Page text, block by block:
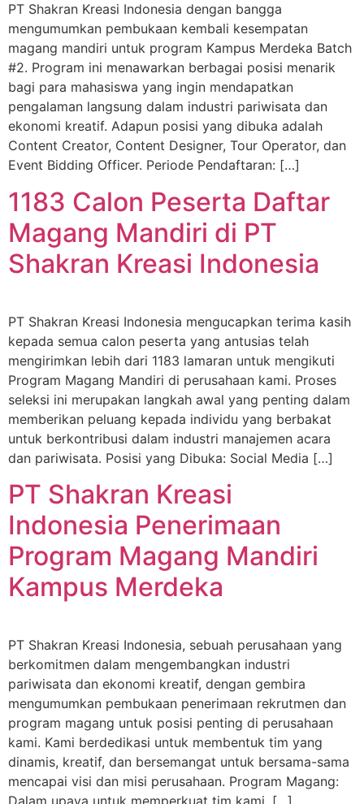
PT Shakran Kreasi Indonesia dengan bangga
mengumumkan pembukaan kembali kesempatan
magang mandiri untuk program Kampus Merdeka Batch
#2. Program ini menawarkan berbagai posisi menarik
bagi para mahasiswa yang ingin mendapatkan
pengalaman langsung dalam industri pariwisata dan
ekonomi kreatif. Adapun posisi yang dibuka adalah
Content Creator, Content Designer, Tour Operator, dan
Event Bidding Officer. Periode Pendaftaran: […]
1183 Calon Peserta Daftar
Magang Mandiri di PT
Shakran Kreasi Indonesia
PT Shakran Kreasi Indonesia mengucapkan terima kasih
kepada semua calon peserta yang antusias telah
mengirimkan lebih dari 1183 lamaran untuk mengikuti
Program Magang Mandiri di perusahaan kami. Proses
seleksi ini merupakan langkah awal yang penting dalam
memberikan peluang kepada individu yang berbakat
untuk berkontribusi dalam industri manajemen acara
dan pariwisata. Posisi yang Dibuka: Social Media […]
PT Shakran Kreasi
Indonesia Penerimaan
Program Magang Mandiri
Kampus Merdeka
PT Shakran Kreasi Indonesia, sebuah perusahaan yang
berkomitmen dalam mengembangkan industri
pariwisata dan ekonomi kreatif, dengan gembira
mengumumkan pembukaan penerimaan rekrutmen dan
program magang untuk posisi penting di perusahaan
kami. Kami berdedikasi untuk membentuk tim yang
dinamis, kreatif, dan bersemangat untuk bersama-sama
mencapai visi dan misi perusahaan. Program Magang:
Dalam upaya untuk memperkuat tim kami, […]